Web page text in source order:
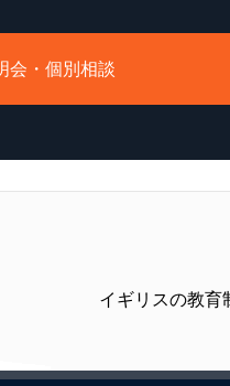
会・個別相談
イギリスの教育